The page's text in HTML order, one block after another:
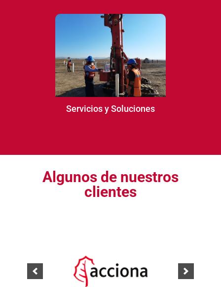
Servicios y Soluciones
Algunos de nuestros
clientes